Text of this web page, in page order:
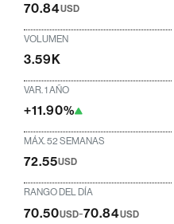
70.84USD
VOLUMEN
3.59K
VAR. 1 AÑO
+11.90%
MÁX. 52 SEMANAS
72.55USD
RANGO DEL DÍA
70.50USD-70.84USD